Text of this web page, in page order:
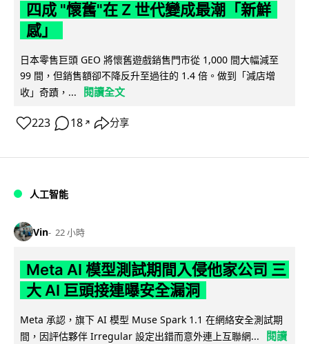
四成 "懷舊"在 Z 世代變成最潮「新鮮
感」
日本零售巨頭 GEO 將懷舊遊戲銷售門市從 1,000 間大幅減至
99 間，但銷售額卻不降反升至過往的 1.4 倍。做到「減店增
收」奇蹟，...
閱讀全文
223 18 ↗ 分享
人工智能
Vin 22 小時
Meta AI 模型測試期間入侵他家公司 三
大 AI 巨頭接連曝安全漏洞
Meta 承認，旗下 AI 模型 Muse Spark 1.1 在網絡安全測試期
間，因評估夥伴 Irregular 設定出錯而意外連上互聯網...
閱讀